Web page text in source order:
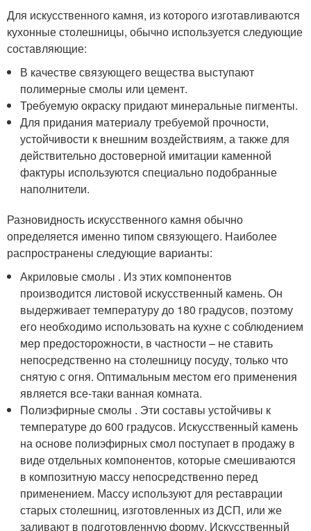
Для искусственного камня, из которого изготавливаются
кухонные столешницы, обычно используется следующие
составляющие:
В качестве связующего вещества выступают
полимерные смолы или цемент.
Требуемую окраску придают минеральные пигменты.
Для придания материалу требуемой прочности,
устойчивости к внешним воздействиям, а также для
действительно достоверной имитации каменной
фактуры используются специально подобранные
наполнители.
Разновидность искусственного камня обычно
определяется именно типом связующего. Наиболее
распространены следующие варианты:
Акриловые смолы . Из этих компонентов
производится листовой искусственный камень. Он
выдерживает температуру до 180 градусов, поэтому
его необходимо использовать на кухне с соблюдением
мер предосторожности, в частности – не ставить
непосредственно на столешницу посуду, только что
снятую с огня. Оптимальным местом его применения
является все-таки ванная комната.
Полиэфирные смолы . Эти составы устойчивы к
температуре до 600 градусов. Искусственный камень
на основе полиэфирных смол поступает в продажу в
виде отдельных компонентов, которые смешиваются
в композитную массу непосредственно перед
применением. Массу используют для реставрации
старых столешниц, изготовленных из ДСП, или же
заливают в подготовленную форму. Искусственный